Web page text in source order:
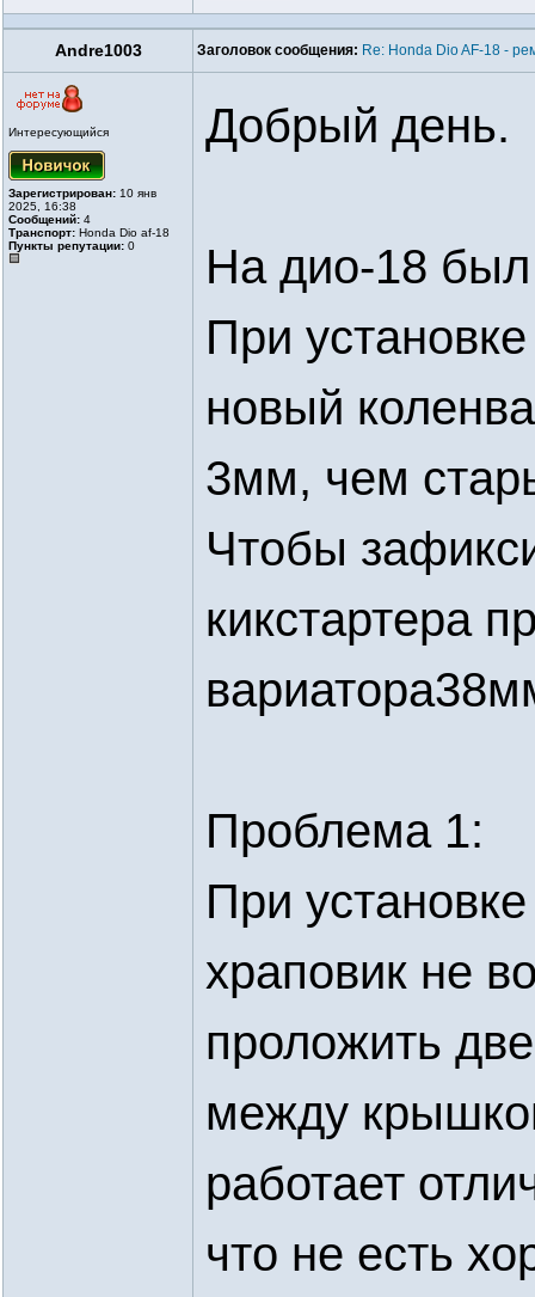
Andre1003 Заголовок сообщения: Re: Honda Dio AF-18 -
Интересующийся
Зарегистрирован: 10 янв
2025, 16:38
Сообщений: 4
Транспорт: Honda Dio af-18
Пункты репутации: 0
Добрый день.
На дио-18
При
новый
3мм, чем
Чтобы
кикстартера
Проблема 1:
При
храповик не
проложить
между
работает
что не есть